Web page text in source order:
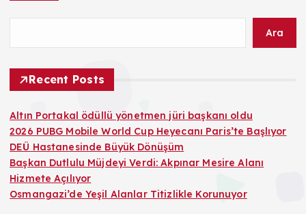
Ara
Recent Posts
Altın Portakal ödüllü yönetmen jüri başkanı oldu
2026 PUBG Mobile World Cup Heyecanı Paris’te Başlıyor
DEÜ Hastanesinde Büyük Dönüşüm
Başkan Dutlulu Müjdeyi Verdi: Akpınar Mesire Alanı
Hizmete Açılıyor
Osmangazi’de Yeşil Alanlar Titizlikle Korunuyor